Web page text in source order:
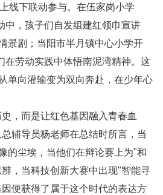
线下联动参与。在伍家岗小学
中，孩子们自发组建红领巾宣讲
景剧；当阳市半月镇中心小学开
在劳动实践中体悟南泥湾精神。这
单向灌输变为双向奔赴，在少年心
，而是让红色基因融入青春血
辅导员杨老师在总结时所言，当
的尘埃，当他们在辩论赛上为"和
，当科技创新大赛中出现"智能寻
便获得了属于这个时代的表达方